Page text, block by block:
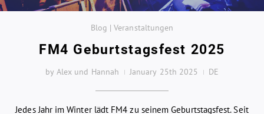
Blog | Veranstaltungen
FM4 Geburtstagsfest 2025
by Alex und Hannah January 25th 2025 DE
Jedes Jahr im Winter lädt FM4 zu seinem Geburtstagsfest. Seit